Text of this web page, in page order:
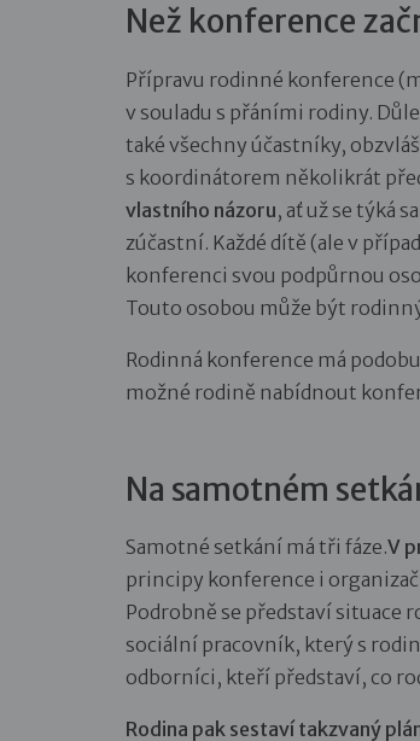
Než konference
Přípravu rodinné konference
v souladu s přáními rodiny.
také všechny účastníky,
s koordinátorem několikrát
vlastního názoru, ať už se týká
zúčastní. Každé dítě (ale v
konferenci svou podpůrnou
Touto osobou může být
Rodinná konference má
možné rodině nabídnout
Na samotném
Samotné setkání má tři fáze.V
principy konference i
Podrobně se představí situace
sociální pracovník, který s
odborníci, kteří představí, co
Rodina pak sestaví takzvaný